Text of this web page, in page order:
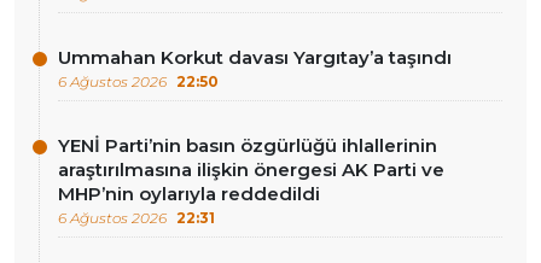
Ummahan Korkut davası Yargıtay’a taşındı
6 Ağustos 2026 22:50
YENİ Parti’nin basın özgürlüğü ihlallerinin
araştırılmasına ilişkin önergesi AK Parti ve
MHP’nin oylarıyla reddedildi
6 Ağustos 2026 22:31